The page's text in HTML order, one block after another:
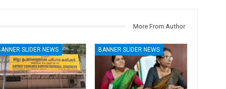
More From Author
SLIDER NEWS BANNER SLIDER NEWS